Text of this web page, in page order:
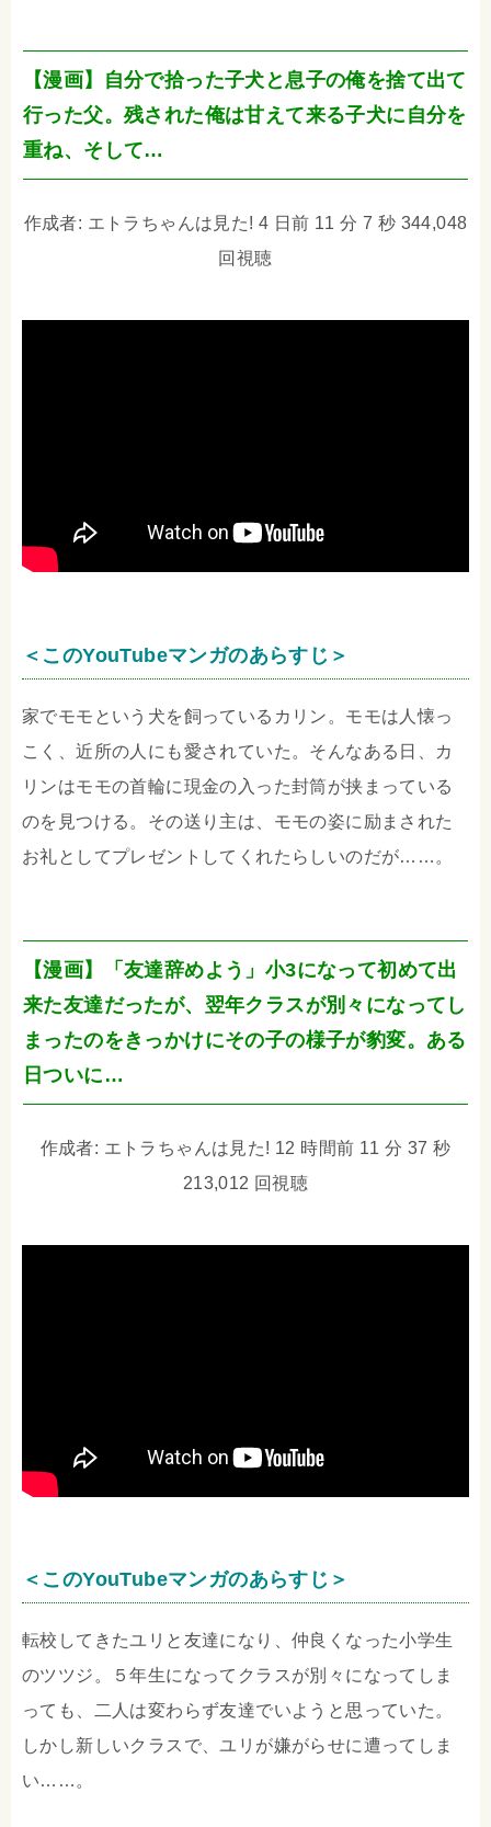
【漫画】自分で拾った子犬と息子の俺を捨て出て
行った父。残された俺は甘えて来る子犬に自分を
重ね、そして…
作成者: エトラちゃんは見た! 4 日前 11 分 7 秒 344,048
回視聴
＜このYouTubeマンガのあらすじ＞
家でモモという犬を飼っているカリン。モモは人懐っ
こく、近所の人にも愛されていた。そんなある日、カ
リンはモモの首輪に現金の入った封筒が挟まっている
のを見つける。その送り主は、モモの姿に励まされた
お礼としてプレゼントしてくれたらしいのだが……。
【漫画】「友達辞めよう」小3になって初めて出
来た友達だったが、翌年クラスが別々になってし
まったのをきっかけにその子の様子が豹変。ある
日ついに…
作成者: エトラちゃんは見た! 12 時間前 11 分 37 秒
213,012 回視聴
＜このYouTubeマンガのあらすじ＞
転校してきたユリと友達になり、仲良くなった小学生
のツツジ。５年生になってクラスが別々になってしま
っても、二人は変わらず友達でいようと思っていた。
しかし新しいクラスで、ユリが嫌がらせに遭ってしま
い……。